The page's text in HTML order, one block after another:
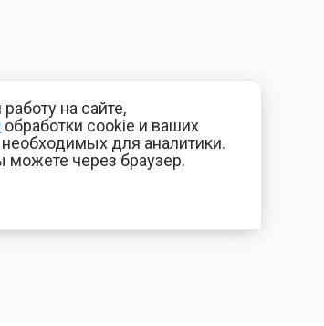
на сайте,
обработки cookie и ваших
для аналитики.
можете через браузер.